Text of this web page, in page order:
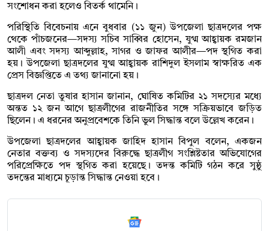
সংশোধন করা হলেও বিতর্ক থামেনি।
পরিস্থিতি বিবেচনায় এনে বুধবার (১১ জুন) উপজেলা ছাত্রদলের পক্ষ
থেকে পাঁচজনের—সদস্য সচিব সাব্বির হোসেন, যুগ্ম আহ্বায়ক রমজান
আলী এবং সদস্য আব্দুল্লাহ, সাগর ও জাফর আলীর—পদ স্থগিত করা
হয়। উপজেলা ছাত্রদলের যুগ্ম আহ্বায়ক রাশিদুল ইসলাম স্বাক্ষরিত এক
প্রেস বিজ্ঞপ্তিতে এ তথ্য জানানো হয়।
ছাত্রদল নেতা তুষার হাসান জানান, ঘোষিত কমিটির ২১ সদস্যের মধ্যে
অন্তত ১২ জন আগে ছাত্রলীগের রাজনীতির সঙ্গে সক্রিয়ভাবে জড়িত
ছিলেন। এ ধরনের অনুপ্রবেশকে তিনি ভুল সিদ্ধান্ত বলে উল্লেখ করেন।
উপজেলা ছাত্রদলের আহ্বায়ক জাহিদ হাসান বিপুল বলেন, একজন
নেতার বক্তব্য ও সদস্যদের বিরুদ্ধে ছাত্রলীগ সংশ্লিষ্টতার অভিযোগের
পরিপ্রেক্ষিতে পদ স্থগিত করা হয়েছে। তদন্ত কমিটি গঠন করে সুষ্ঠু
তদন্তের মাধ্যমে চূড়ান্ত সিদ্ধান্ত নেওয়া হবে।